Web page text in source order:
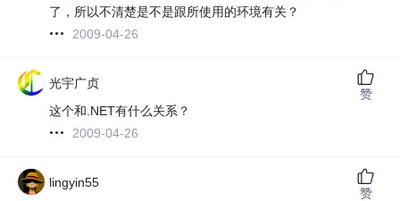
了，所以不清楚是不是跟所使用的环境有关？
2009-04-26
光宇广贞
这个和.NET有什么关系？
2009-04-26
赞
lingyin55
赞